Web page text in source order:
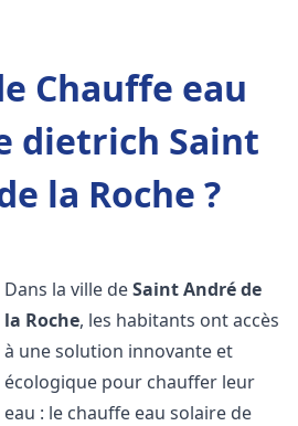
Chauffe eau
dietrich Saint
la Roche ?
Dans la ville deSaint André de
la Roche, les habitants ont accès
à une solution innovante et
écologique pour chauffer leur
eau : le chauffe eau solaire de